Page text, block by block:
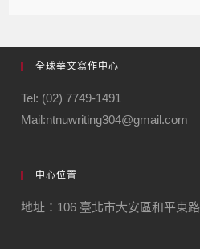
全球華文寫作中心
Tel: (02) 7749-1491
Mail:ntnuwriting304@gmail.com
中心位置
地址：106 臺北市大安區和平東